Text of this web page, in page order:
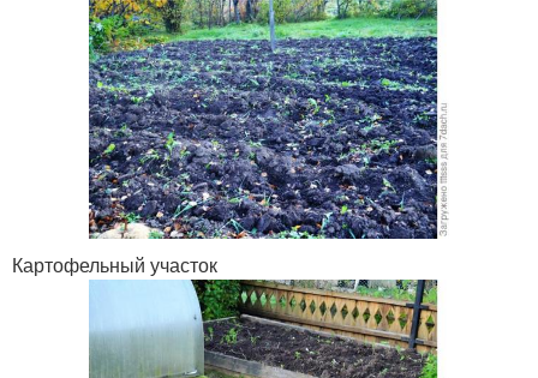
Картофельный участок